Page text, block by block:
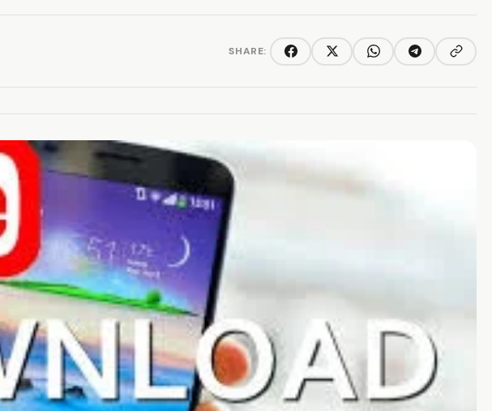
SHARE: FacebookTwitter/XWhatsAppTelegramCopy link